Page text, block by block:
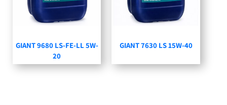
GIANT 7630 LS 15W-40
GIANT 9680 LS-FE-LL 5W-
20